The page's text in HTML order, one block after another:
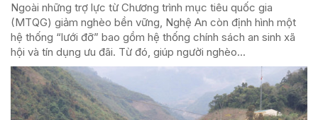
Ngoài những trợ lực từ Chương trình mục tiêu quốc gia
(MTQG) giảm nghèo bền vững, Nghệ An còn định hình một
hệ thống “lưới đỡ” bao gồm hệ thống chính sách an sinh xã
hội và tín dụng ưu đãi. Từ đó, giúp người nghèo...